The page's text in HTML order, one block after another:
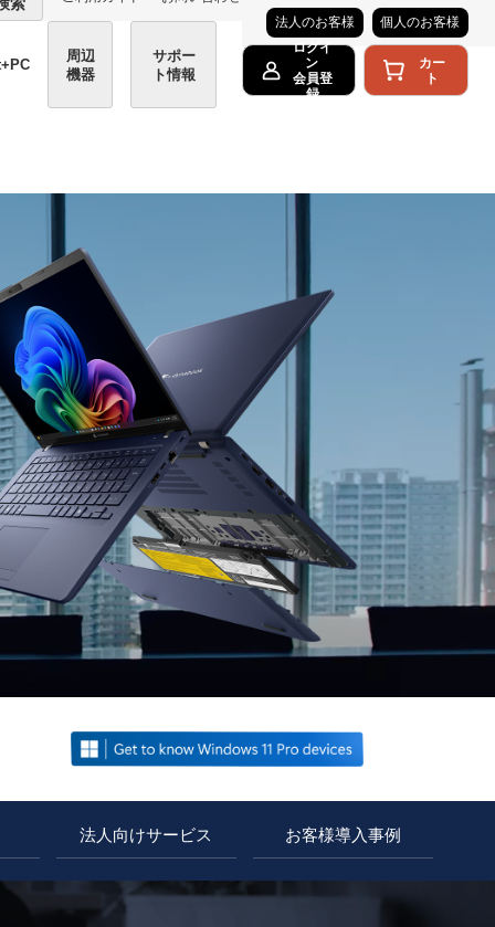
法人のお客様
個人のお客様
周辺
機器
サポー
ト情報
ログイ
ン
会員登
録
カー
ト
法人向けサービス お客様導入事例